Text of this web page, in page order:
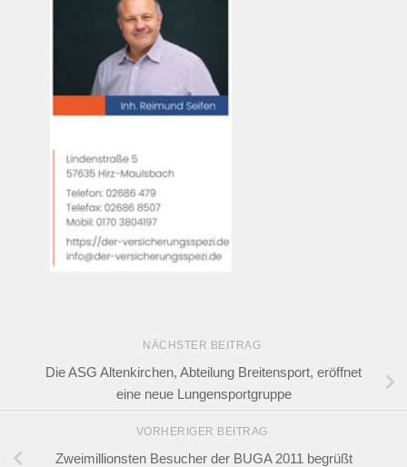
NÄCHSTER BEITRAG
Die ASG Altenkirchen, Abteilung Breitensport, eröffnet
eine neue Lungensportgruppe
VORHERIGER BEITRAG
Zweimillionsten Besucher der BUGA 2011 begrüßt